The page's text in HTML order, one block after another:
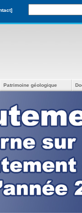
Patrimoine géologique